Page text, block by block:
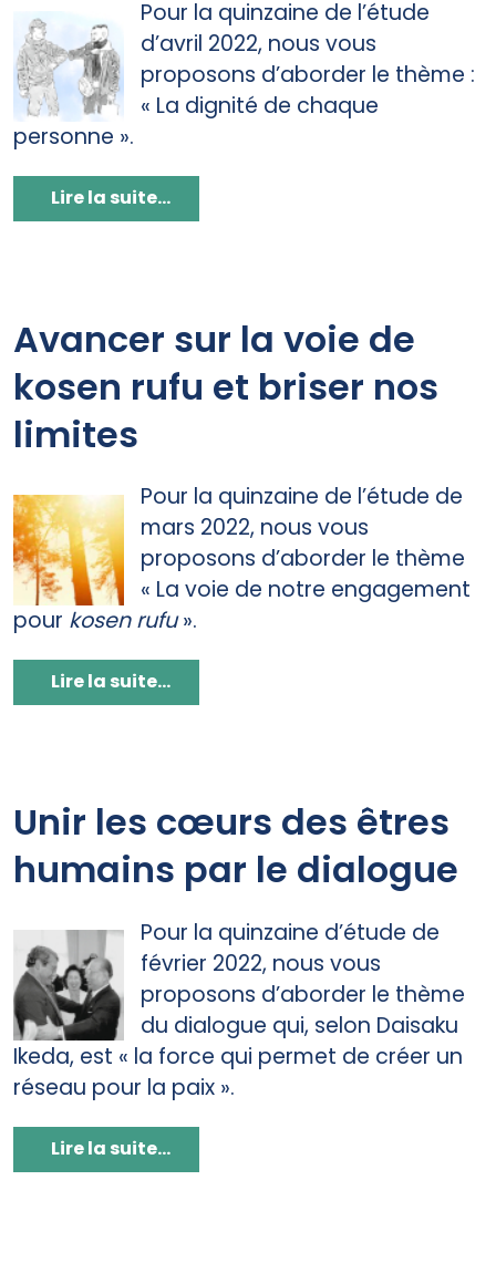
Pour la quinzaine de l’étude
d’avril 2022, nous vous
proposons d’aborder le thème :
« La dignité de chaque
personne ».
Lire la suite...
Avancer sur la voie de
kosen rufu et briser nos
limites
Pour la quinzaine de l’étude de
mars 2022, nous vous
proposons d’aborder le thème
« La voie de notre engagement
pour kosen rufu».
Lire la suite...
Unir les cœurs des êtres
humains par le dialogue
Pour la quinzaine d’étude de
février 2022, nous vous
proposons d’aborder le thème
du dialogue qui, selon Daisaku
Ikeda, est « la force qui permet de créer un
réseau pour la paix ».
Lire la suite...